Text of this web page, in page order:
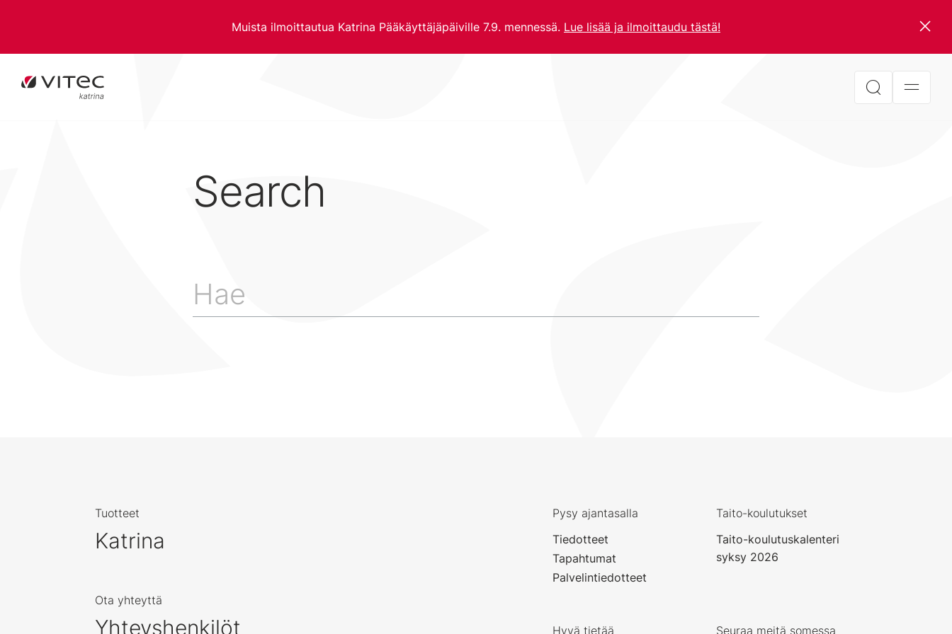
Muista ilmoittautua Katrina Pääkäyttäjäpäiville 7.9. mennessä. Lue lisää ja ilmoittaudu tästä!
Search
Tuotteet
Katrina
Ota yhteyttä
Yhteyshenkilöt
Pysy ajantasalla
Tiedotteet
Tapahtumat
Palvelintiedotteet
Taito-koulutukset
Taito-koulutuskalenteri
syksy 2026
Hyvä tietää Seuraa meitä somessa